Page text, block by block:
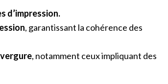
d’impression.
, garantissant la cohérence des
, notamment ceux impliquant des